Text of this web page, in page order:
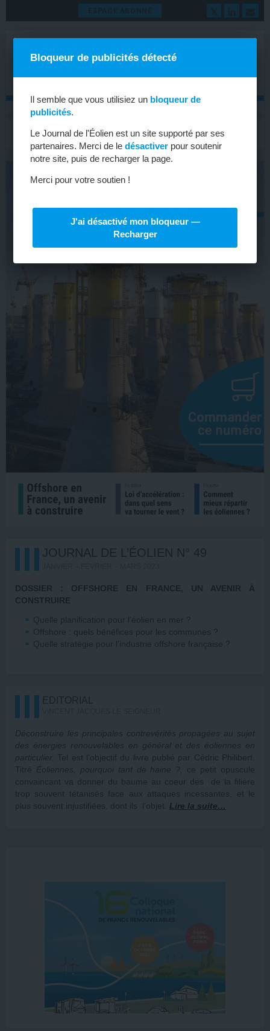
ESPACE ABONNÉ
MENU
JOURNAL DE L’ÉOLIEN N° 49
DOSSIER : OFFSHORE EN FRANCE, UN AVENIR À
CONSTRUIRE
Quelle planification pour l’éolien en mer ?
Offshore : quels bénéfices pour les communes ?
Quelle stratégie pour l’industrie offshore française ?
EDITORIAL
Déconstruire les principales contrevérités propagées au sujet
des énergies renouvelables en général et des éoliennes en
particulier. Tel est l’objectif du livre publié par Cédric Philibert.
Titré Éoliennes, pourquoi tant de haine ?,
ce petit opuscule
convaincant va donner du baume au coeur des de la filière
trop souvent tétanisés face aux attaques incessantes, et le
plus souvent injustifiées, dont ils l’objet. Lire la suite…
Bloqueur de publicités détecté
Il semble que vous utilisiez un bloqueur de
publicités.
Le Journal de l'Éolien est un site supporté par ses
partenaires. Merci de ledésactiver pour soutenir
notre site, puis de recharger la page.
Merci pour votre soutien !
J'ai désactivé mon bloqueur —
Recharger